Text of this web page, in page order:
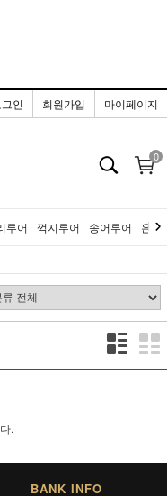
그인 회원가입 마이페이지
0
루어 꺽지루어 송어루어 은어
.
BANK INFO